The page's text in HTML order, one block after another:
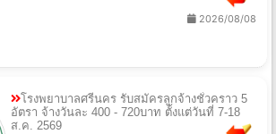
2026/08/08
โรงพยาบาลศรีนคร รับสมัครลูกจ้างชั่วคราว 5
อัตรา จ้างวันละ 400 - 720บาท ตั้งแต่วันที่ 7-18
ส.ค. 2569